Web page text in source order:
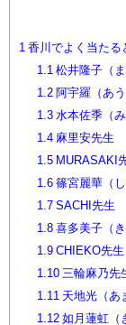
1 香川でよく当たる
1.1 松井隆子（
1.2阿宇羅（あ
1.3水本佐季（
1.4麻里安先生
1.5MURASAKI
1.6篠宮麗華（
1.7SACHI先生
1.8喜多美子（
1.9CHIEKO先生
1.10三輪麻乃先
1.11 天地光（あ
1.12如月蓮虹（